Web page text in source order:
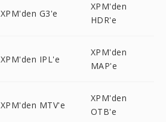
XPM'den G3'e
XPM'den
HDR'e
XPM'den IPL'e
XPM'den
MAP'e
XPM'den MTV'e
XPM'den
OTB'e